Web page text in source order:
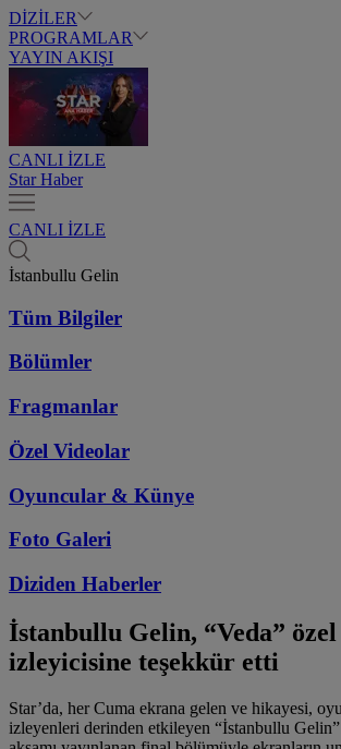
DİZİLER
PROGRAMLAR
YAYIN AKIŞI
CANLI İZLE
Star Haber
CANLI İZLE
İstanbullu Gelin
Tüm Bilgiler
Bölümler
Fragmanlar
Özel Videolar
Oyuncular & Künye
Foto Galeri
Diziden Haberler
İstanbullu Gelin, “Veda” özel
izleyicisine teşekkür etti
Star’da, her Cuma ekrana gelen ve hikayesi,
izleyenleri derinden etkileyen “İstanbullu